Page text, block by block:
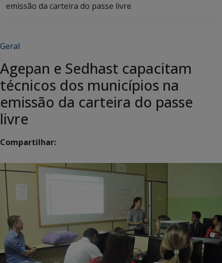
emissão da carteira do passe livre
Geral
Agepan e Sedhast capacitam
técnicos dos municípios na
emissão da carteira do passe
livre
Compartilhar: